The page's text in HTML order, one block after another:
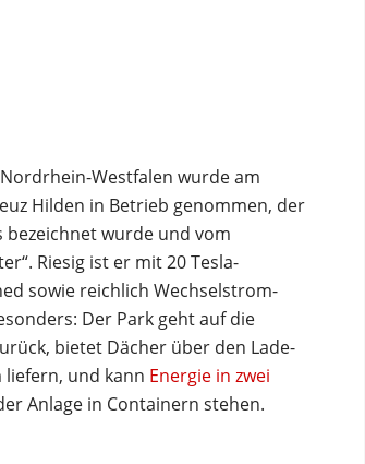
Westfalen wurde am
Hilden in Betrieb genommen, der
wurde und vom
Riesig ist er mit 20 Tesla-
sowie reichlich Wechselstrom-
Der Park geht auf die
bietet Dächer über den Lade-
liefern, und kann Energie in zwei
Anlage in Containern stehen.